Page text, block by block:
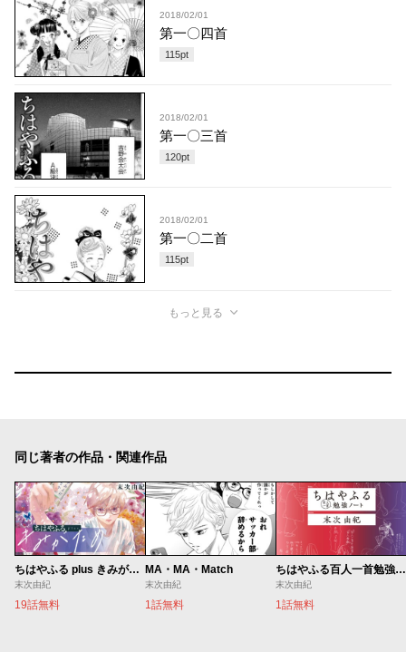
2018/02/01
第一〇四首
115pt
2018/02/01
第一〇三首
120pt
2018/02/01
第一〇二首
115pt
もっと見る
同じ著者の作品・関連作品
ちはやふる plus きみがため
末次由紀
19話無料
MA・MA・Match
末次由紀
1話無料
ちはやふる百人一首勉強ノート
末次由紀
1話無料